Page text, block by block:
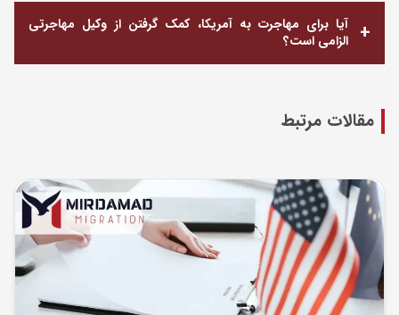
آیا برای مهاجرت به آمریکا، کمک گرفتن از وکیل مهاجرتی
الزامی است؟
مقالات مرتبط